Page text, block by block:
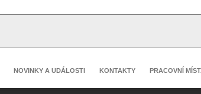
Header secondary
NOVINKY A UDÁLOSTI KONTAKTY PRACOVNÍ